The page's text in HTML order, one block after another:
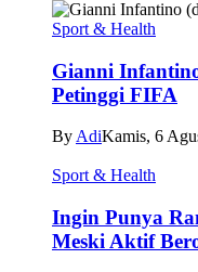
Sport & Health
Gianni
Petinggi FIFA
By AdiKamis, 6
Sport & Health
Ingin Punya
Meski Aktif